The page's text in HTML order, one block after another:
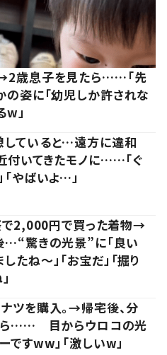
歳息子を見たら……「先
の姿に「幼児しか許されな
」
していると…遠方に違和
付いてきたモノに……「ぐ
「やばいよ…」
で2,000円で買った着物→
…“驚きの光景”に「良い
たね～」「お宝だ」「掘り
ツを購入。→帰宅後、分
ら…… 目からウロコの光
ですww」「激しいw」